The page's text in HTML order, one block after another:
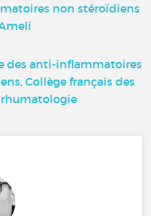
non stéroïdiens
des anti-inflammatoires
Collège français des